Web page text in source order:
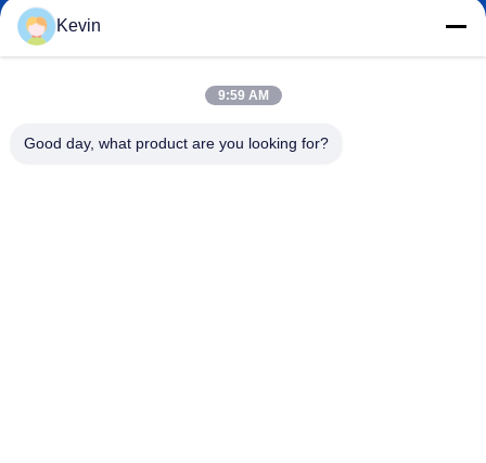
info@seethrulcd.com
Kevin
9:59 AM
Good day, what product are you looking for?